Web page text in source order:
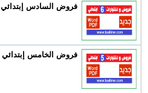
فروض السادس إبتدائي word و pdf
فروض الخامس إبتدائي word و pdf